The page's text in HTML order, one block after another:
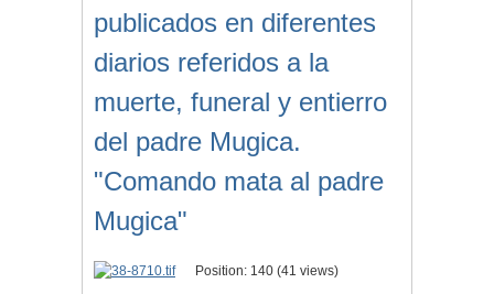
publicados en diferentes
diarios referidos a la
muerte, funeral y entierro
del padre Mugica.
"Comando mata al padre
Mugica"
Position: 140 (41 views)